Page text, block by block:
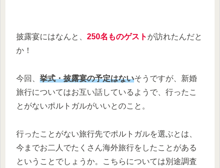
披露宴にはなんと、 250名ものゲスト が訪れたんだと
か！
今回、 挙式・披露宴の予定はないそうですが、新婚
旅行についてはお互い話しているようで、行ったこ
とがないポルトガルがいいとのこと。
行ったことがない旅行先でポルトガルを選ぶとは、
今までお二人でたくさん海外旅行をしたことがある
ということでしょうか。こちらについては別途調査